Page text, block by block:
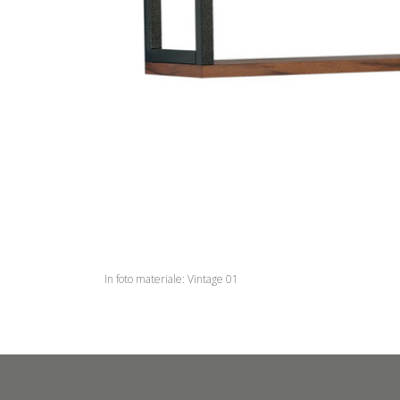
In foto materiale: Vintage 01